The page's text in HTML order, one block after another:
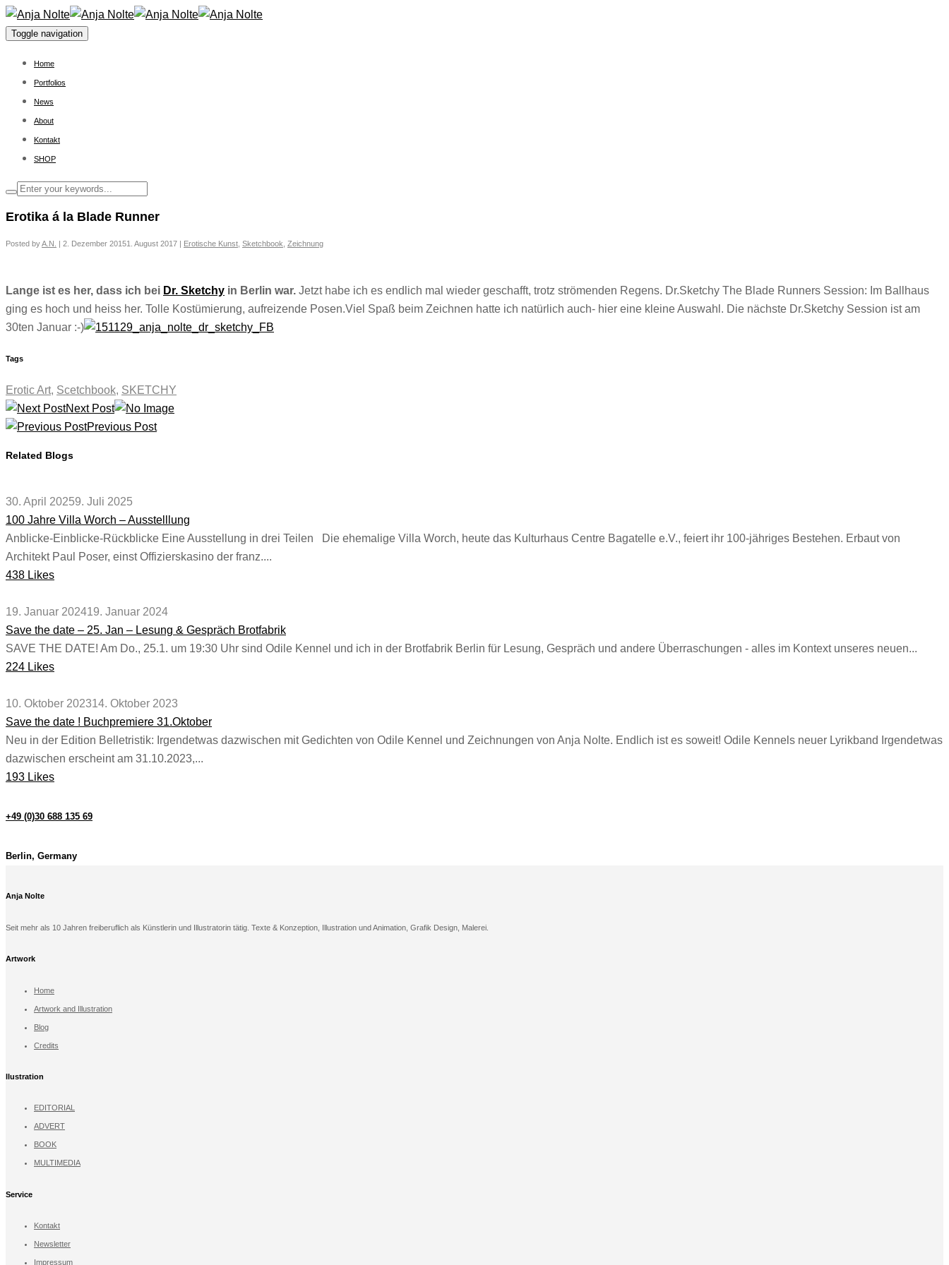
Toggle navigation
Home
Portfolios
News
About
Kontakt
SHOP
Erotika á la Blade Runner
Posted byA.N. | 2. Dezember 20151. August 2017 | Erotische Kunst Sketchbook Zeichnung
Lange ist es her, dass ich bei Dr. Sketchy in Berlin war. Jetzt habe ich es endlich mal wieder geschafft, trotz strömenden Regens. Dr.Sketchy The Blade Runners Session: Im Ballhaus
ging es hoch und heiss her. Tolle Kostümierung, aufreizende Posen.Viel Spaß beim Zeichnen hatte ich natürlich auch- hier eine kleine Auswahl. Die nächste Dr.Sketchy Session ist am
30ten Januar :-)
Tags
Erotic Art, Scetchbook, SKETCHY
Next Post
Previous Post
Related Blogs
30. April 20259. Juli 2025
100 Jahre Villa Worch – Ausstelllung
Anblicke-Einblicke-Rückblicke Eine Ausstellung in drei Teilen Die ehemalige Villa Worch, heute das Kulturhaus Centre Bagatelle e.V., feiert ihr 100-jähriges Bestehen. Erbaut von
Architekt Paul Poser, einst Offizierskasino der franz....
438 Likes
19. Januar 202419. Januar 2024
Save the date – 25. Jan – Lesung & Gespräch Brotfabrik
SAVE THE DATE! Am Do., 25.1. um 19:30 Uhr sind Odile Kennel und ich in der Brotfabrik Berlin für Lesung, Gespräch und andere Überraschungen - alles im Kontext unseres neuen...
224 Likes
10. Oktober 202314. Oktober 2023
Save the date ! Buchpremiere 31.Oktober
Neu in der Edition Belletristik: Irgendetwas dazwischen mit Gedichten von Odile Kennel und Zeichnungen von Anja Nolte. Endlich ist es soweit! Odile Kennels neuer Lyrikband Irgendetwas
dazwischen erscheint am 31.10.2023,...
193 Likes
+49 (0)30 688 135 69
Berlin, Germany
Anja Nolte
Seit mehr als 10 Jahren freiberuflich als Künstlerin und Illustratorin tätig. Texte & Konzeption, Illustration und Animation, Grafik Design, Malerei.
Artwork
Home
Artwork and Illustration
Blog
Credits
llustration
EDITORIAL
ADVERT
BOOK
MULTIMEDIA
Service
Kontakt
Newsletter
Impressum